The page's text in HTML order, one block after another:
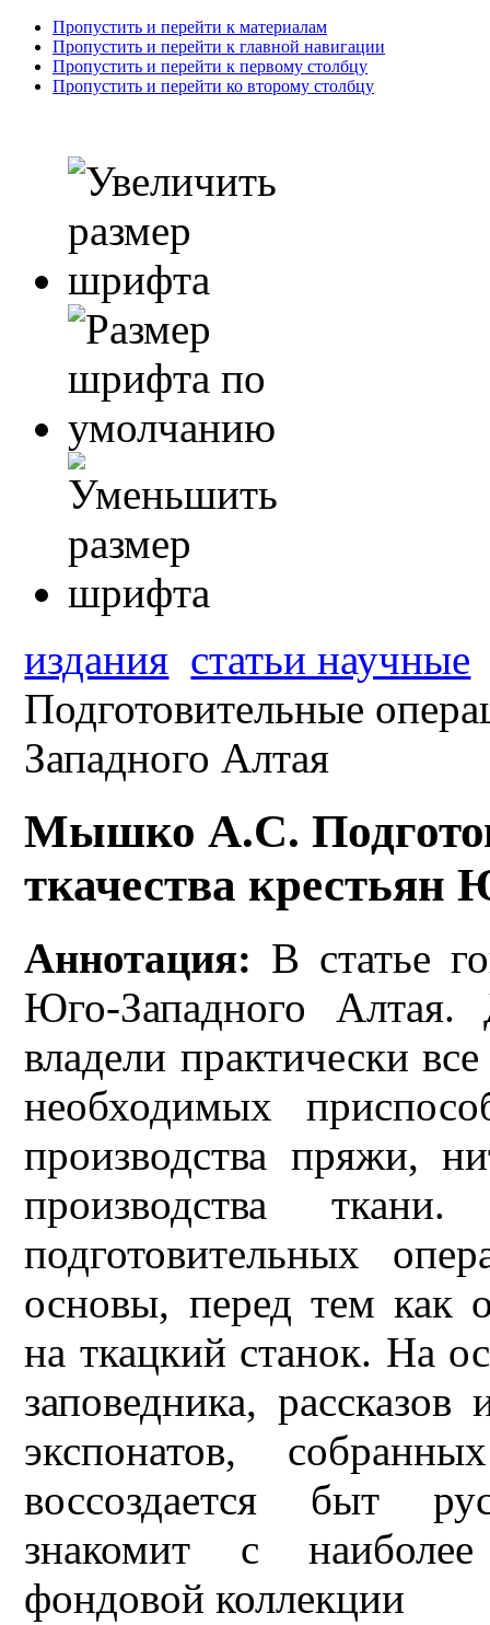
Пропустить и перейти к материалам
Пропустить и перейти к главной навигации
Пропустить и перейти к первому столбцу
Пропустить и перейти ко второму столбцу
издания статьи научные
Подготовительные
Западного Алтая
Мышко А.С.
ткачества крестьян
Аннотация: В статье
Юго-Западного
владели практически
необходимых
производства пряжи,
производства
подготовительных
основы, перед тем как
на ткацкий станок. На
заповедника,
экспонатов,
воссоздается быт
знакомит с
фондовой коллекции